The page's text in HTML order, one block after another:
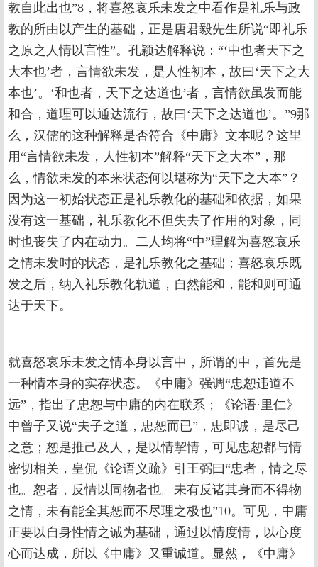
教自此出也”8，将喜怒哀乐未发之中看作是礼乐与政
教的所由以产生的基础，正是唐君毅先生所说“即礼乐
之原之人情以言性”。孔颖达解释说：“‘中也者天下之
大本也’者，言情欲未发，是人性初本，故曰‘天下之大
本也’。‘和也者，天下之达道也’者，言情欲虽发而能
和合，道理可以通达流行，故曰‘天下之达道也’。”9那
么，汉儒的这种解释是否符合《中庸》文本呢？这里
用“言情欲未发，人性初本”解释“天下之大本”，那
么，情欲未发的本来状态何以堪称为“天下之大本”？
因为这一初始状态正是礼乐教化的基础和依据，如果
没有这一基础，礼乐教化不但失去了作用的对象，同
时也丧失了内在动力。二人均将“中”理解为喜怒哀乐
之情未发时的状态，是礼乐教化之基础；喜怒哀乐既
发之后，纳入礼乐教化轨道，自然能和，能和则可通
达于天下。
就喜怒哀乐未发之情本身以言中，所谓的中，首先是
一种情本身的实存状态。《中庸》强调“忠恕违道不
远”，指出了忠恕与中庸的内在联系；《论语·里仁》
中曾子又说“夫子之道，忠恕而已”，忠即诚，是尽己
之意；恕是推己及人，是以情挈情，可见忠恕都与情
密切相关，皇侃《论语义疏》引王弼曰“忠者，情之尽
也。恕者，反情以同物者也。未有反诸其身而不得物
之情，未有能全其恕而不尽理之极也”10。可见，中庸
正要以自身性情之诚为基础，通过以情度情，以心度
心而达成，所以《中庸》又重诚道。显然，《中庸》